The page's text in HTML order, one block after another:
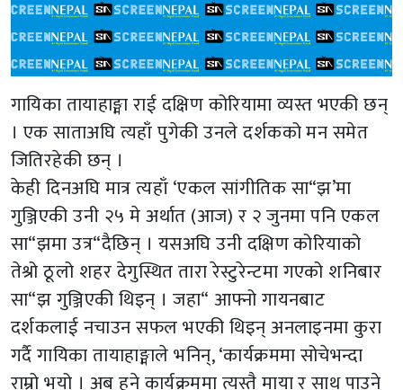
गायिका तायाहाङ्मा राई दक्षिण कोरियामा व्यस्त भएकी छन्
। एक साताअघि त्यहाँ पुगेकी उनले दर्शकको मन समेत
जितिरहेकी छन् ।
केही दिनअघि मात्र त्यहाँ ‘एकल सांगीतिक सा“झ’मा
गुञ्जिएकी उनी २५ मे अर्थात (आज) र २ जुनमा पनि एकल
सा“झमा उत्र“दैछिन् । यसअघि उनी दक्षिण कोरियाको
तेश्रो ठूलो शहर देगुस्थित तारा रेस्टुरेन्टमा गएको शनिबार
सा“झ गुञ्जिएकी थिइन् । जहा“ आफ्नो गायनबाट
दर्शकलाई नचाउन सफल भएकी थिइन् अनलाइनमा कुरा
गर्दै गायिका तायाहाङ्माले भनिन्, ‘कार्यक्रममा सोचेभन्दा
राम्रो भयो । अब हुने कार्यक्रममा त्यस्तै माया र साथ पाउने